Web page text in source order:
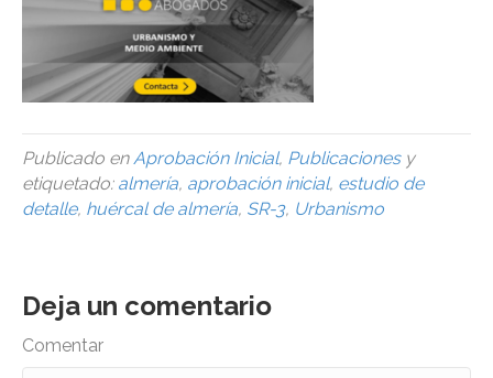
Publicado en Aprobación Inicial, Publicacionesy
etiquetado: almería, aprobación inicial, estudio de
detalle, huércal de almería, SR-3, Urbanismo
Deja un comentario
Comentar